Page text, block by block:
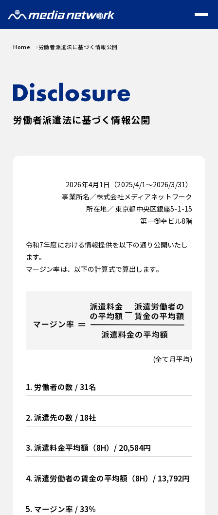
Home 労働者派遣法に基づく情報公開
労働者派遣法に基づく情報公開
2026年4月1日（2025/4/1～2026/3/31）
事業所名／株式会社メディアネットワーク
所在地／ 東京都中央区銀座5-1-15
第一御幸ビル8階
令和7年度における情報提供を以下の通り公開いたし
ます。
マージン率は、以下の計算式で算出します。
(全て月平均)
1. 労働者の数 / 31名
2. 派遣先の数 / 18社
3. 派遣料金平均額（8H）/ 20,584円
4. 派遣労働者の賃金の平均額（8H）/ 13,792円
5. マージン率 / 33%